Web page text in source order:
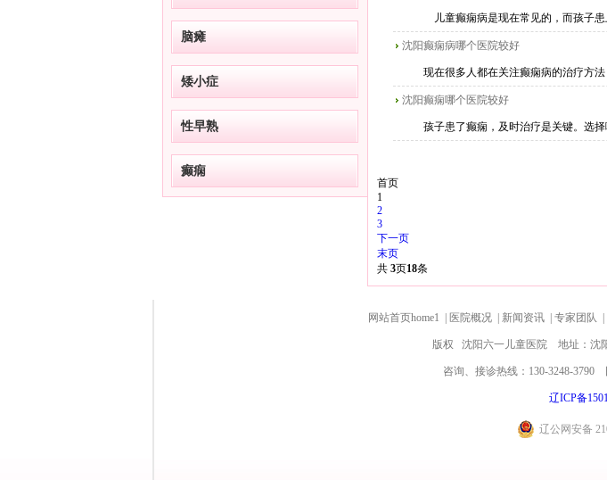
脑瘫
矮小症
性早熟
癫痫
儿童癫痫病是现在常见的，而孩子
沈阳癫痫病哪个医院较好
现在很多人都在关注癫痫病的治疗方
沈阳癫痫哪个医院较好
孩子患了癫痫，及时治疗是关键。选
首页
1
2
3
下一页
末页
共 3页18条
网站首页home1 | 医院概况 | 新闻资讯 | 专家团队 |
版权 沈阳六一儿童医院 地址：沈
咨询、接诊热线：130-3248-3790
辽ICP备
辽公网安备